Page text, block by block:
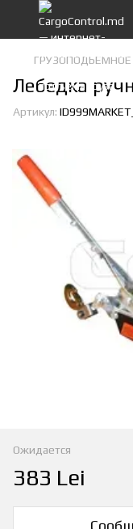
Лебедка
Артикул:
Ожидается
383 Lei